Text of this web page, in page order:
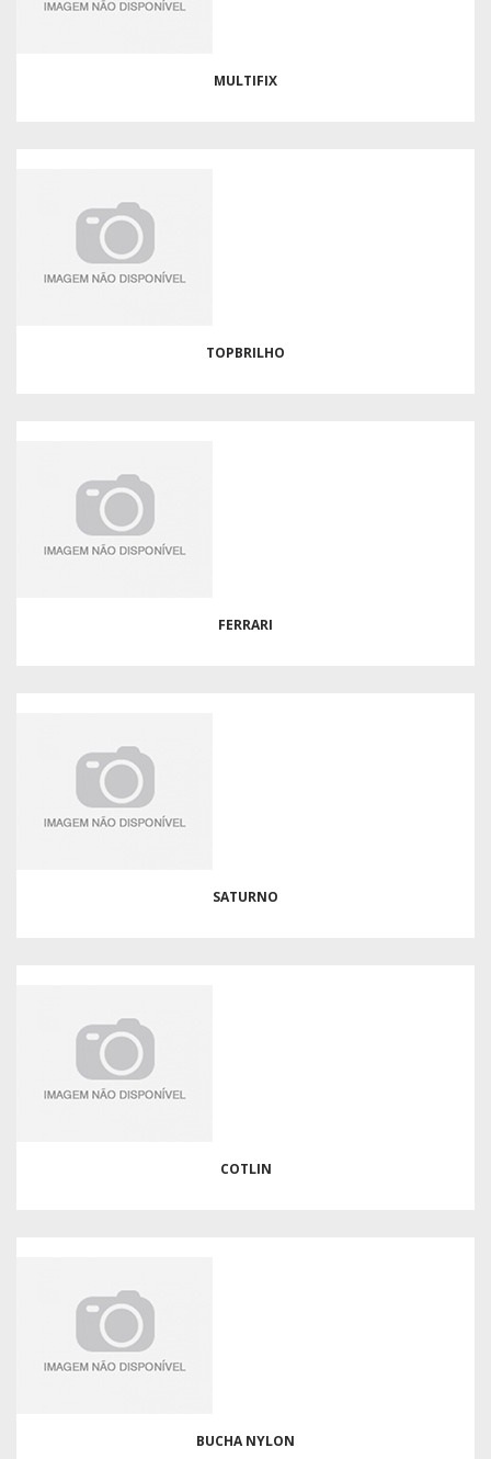
MULTIFIX
TOPBRILHO
FERRARI
SATURNO
COTLIN
BUCHA NYLON